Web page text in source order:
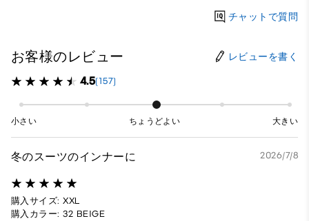
チャットで質問
お客様のレビュー レビューを書く
4.5(157)
小さい ちょうどよい 大きい
冬のスーツのインナーに 2026/7/8
購入サイズ: XXL
購入カラー: 32 BEIGE